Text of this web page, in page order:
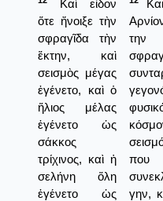
Καὶ εἶδον
ὅτε ἤνοιξε τὴν
σφραγῖδα τὴν
ἕκτην, καὶ
σεισμὸς μέγας
ἐγένετο, καὶ ὁ
ἥλιος μέλας
ἐγένετο ὡς
σάκκος
τρίχινος, καὶ ἡ
σελήνη ὅλη
ἐγένετο ὡς
την
που
γην,